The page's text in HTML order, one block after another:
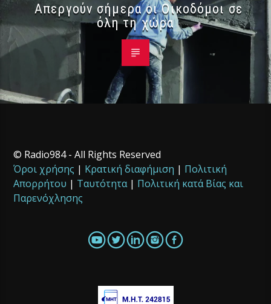
Απεργούν σήμερα οι Οικοδόμοι σε
όλη τη χώρα
© Radio984 - All Rights Reserved
Όροι χρήσης | Κρατική διαφήμιση | Πολιτική
Απορρήτου | Ταυτότητα| Πολιτική κατά Βίας και
Παρενόχλησης